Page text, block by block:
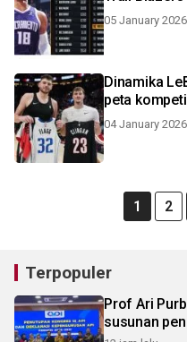
05 January
Dinamika
peta
04 January
1 2
Terpopuler
Prof Ari
susunan